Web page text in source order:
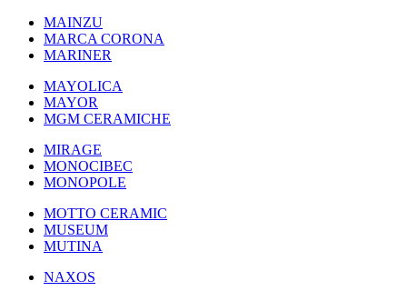
MAINZU
MARCA CORONA
MARINER
MAYOLICA
MAYOR
MGM CERAMICHE
MIRAGE
MONOCIBEC
MONOPOLE
MOTTO CERAMIC
MUSEUM
MUTINA
NAXOS